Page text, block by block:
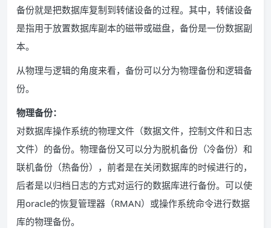
备份就是把数据库复制到转储设备的过程。其中，转储设备
是指用于放置数据库副本的磁带或磁盘，备份是一份数据副
本。
从物理与逻辑的角度来看，备份可以分为物理备份和逻辑备
份。
物理备份：
对数据库操作系统的物理文件（数据文件，控制文件和日志
文件）的备份。物理备份又可以分为脱机备份（冷备份）和
联机备份（热备份），前者是在关闭数据库的时候进行的，
后者是以归档日志的方式对运行的数据库进行备份。可以使
用oracle的恢复管理器（RMAN）或操作系统命令进行数据
库的物理备份。